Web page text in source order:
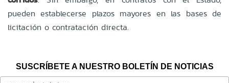
pueden establecerse plazos mayores en las bases de
licitación o contratación directa.
SUSCRÍBETE A NUESTRO BOLETÍN DE NOTICIAS